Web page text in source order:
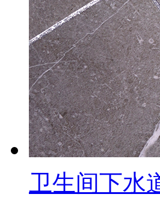
卫生间下水